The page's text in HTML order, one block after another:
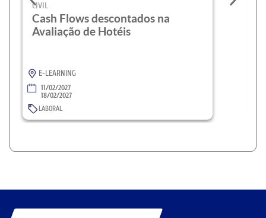
CIVIL
Cash Flows descontados na
Avaliação de Hotéis
E-LEARNING
11/02/2027
18/02/2027
LABORAL